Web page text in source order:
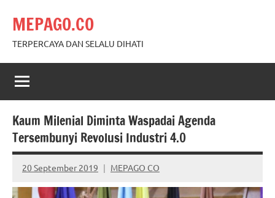
content
MEPAGO.CO
TERPERCAYA DAN SELALU DIHATI
Kaum Milenial Diminta Waspadai Agenda
Tersembunyi Revolusi Industri 4.0
20 September 2019 MEPAGO CO
No
comments